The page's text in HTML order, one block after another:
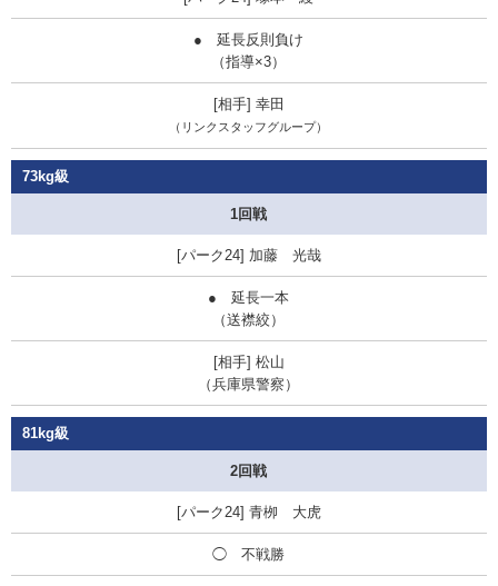
● 延長反則負け
（指導×3）
幸田
（リンクスタッフグループ）
73kg級
1回戦
加藤 光哉
● 延長一本
（送襟絞）
松山
（兵庫県警察）
81kg級
2回戦
青栁 大虎
◯ 不戦勝